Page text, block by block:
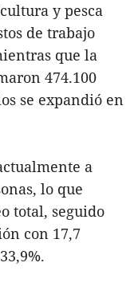
y pesca
de trabajo
que la
474.100
se expandió en
a
lo que
total, seguido
con 17,7